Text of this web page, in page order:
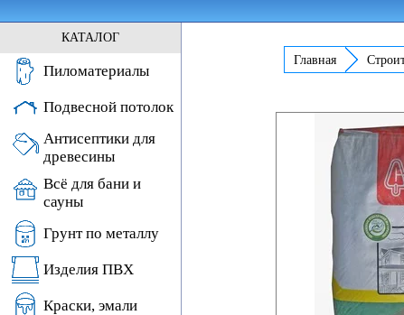
КАТАЛОГ
Пиломатериалы
Подвесной потолок
Антисептики для
древесины
Всё для бани и
сауны
Грунт по металлу
Изделия ПВХ
Краски, эмали
Главная